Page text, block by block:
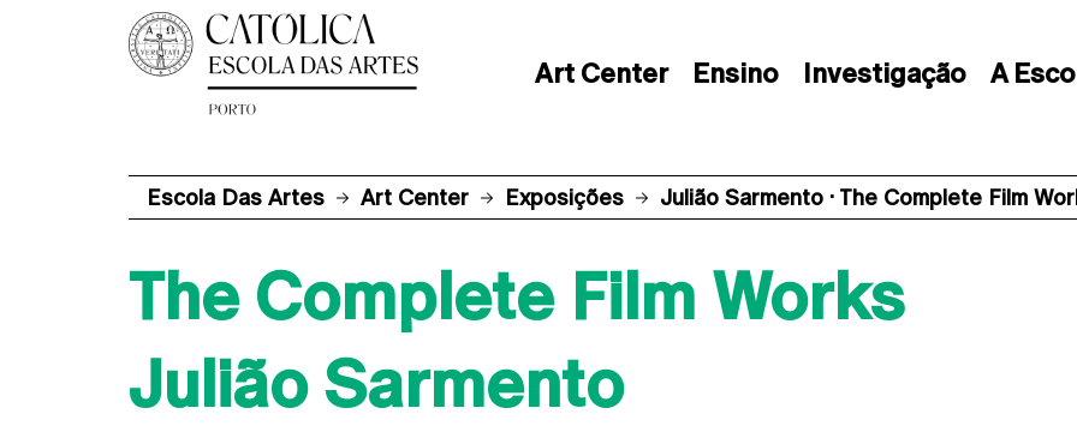
Art Center Ensino Investigação A
Escola Das Artes Art Center Exposições Julião Sarmento · The Complete Film
The Complete Film Works
Julião Sarmento